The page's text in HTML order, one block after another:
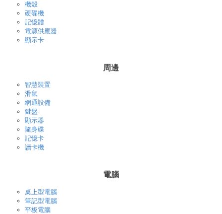
機殼
硬碟機
記憶體
電源供應器
顯示卡
周邊
智慧裝置
滑鼠
網通設備
鍵盤
顯示器
隨身碟
記憶卡
讀卡機
電腦
桌上型電腦
筆記型電腦
平板電腦